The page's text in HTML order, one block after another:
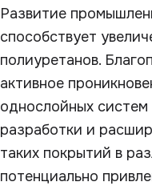
Развитие
способствует
полиуретанов.
активное
однослойных
разработки и
таких покрытий в
потенциально